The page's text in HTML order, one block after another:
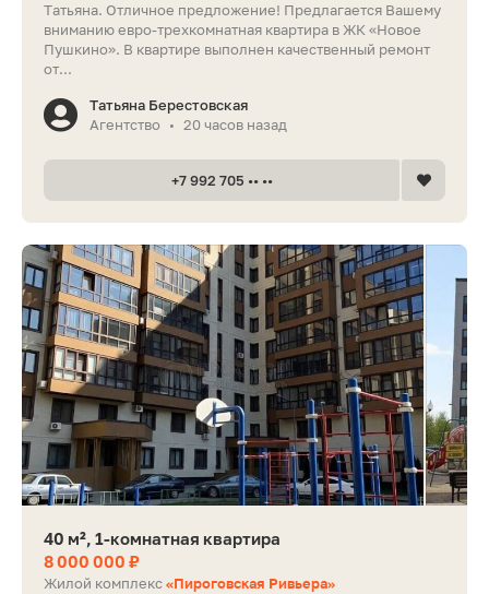
Татьяна. Отличное предложение! Предлагается Вашему
вниманию евро-трехкомнатная квартира в ЖК «Новое
Пушкино». В квартире выполнен качественный ремонт
от...
Татьяна Берестовская
Агентство
• 20 часов назад
+7 992 705 •• ••
40 м², 1-комнатная квартира
8 000 000 ₽
Жилой комплекс«Пироговская Ривьера»